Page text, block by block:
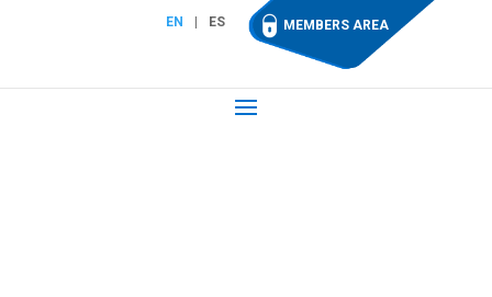
EN ES MEMBERS AREA